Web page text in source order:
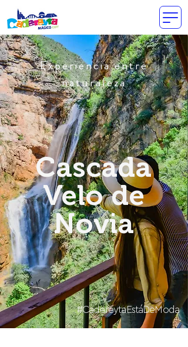
Experiencia entre
naturaleza
Cascada
Velo de
Novia
#CadereytaEstáDeModa